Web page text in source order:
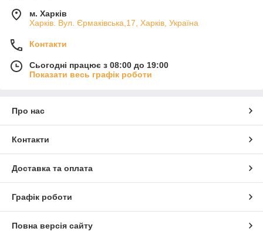
м. Харків
Харків. Вул. Єрмаківська,17, Харків, Україна
Контакти
Сьогодні працює з 08:00 до 19:00
Показати весь графік роботи
Про нас
Контакти
Доставка та оплата
Графік роботи
Повна версія сайту